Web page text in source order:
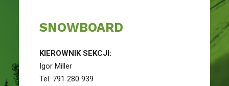
SNOWBOARD
KIEROWNIK SEKCJI:
Igor Miller
Tel. 791 280 939